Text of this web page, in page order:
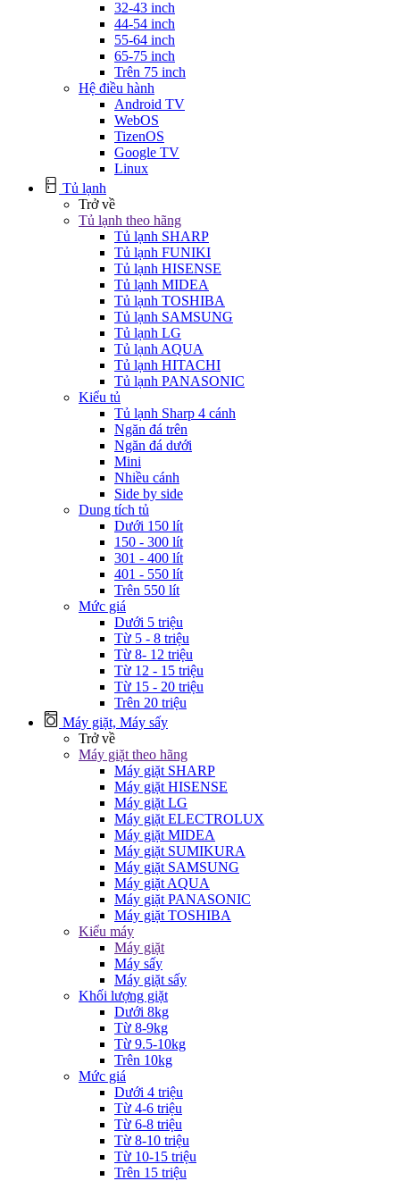
32-43 inch
44-54 inch
55-64 inch
65-75 inch
Trên 75 inch
Hệ điều hành
Android TV
WebOS
TizenOS
Google TV
Linux
Tủ lạnh
Trở về
Tủ lạnh theo hãng
Tủ lạnh SHARP
Tủ lạnh FUNIKI
Tủ lạnh HISENSE
Tủ lạnh MIDEA
Tủ lạnh TOSHIBA
Tủ lạnh SAMSUNG
Tủ lạnh LG
Tủ lạnh AQUA
Tủ lạnh HITACHI
Tủ lạnh PANASONIC
Kiểu tủ
Tủ lạnh Sharp 4 cánh
Ngăn đá trên
Ngăn đá dưới
Mini
Nhiều cánh
Side by side
Dung tích tủ
Dưới 150 lít
150 - 300 lít
301 - 400 lít
401 - 550 lít
Trên 550 lít
Mức giá
Dưới 5 triệu
Từ 5 - 8 triệu
Từ 8- 12 triệu
Từ 12 - 15 triệu
Từ 15 - 20 triệu
Trên 20 triệu
Máy giặt, Máy sấy
Trở về
Máy giặt theo hãng
Máy giặt SHARP
Máy giặt HISENSE
Máy giặt LG
Máy giặt ELECTROLUX
Máy giặt MIDEA
Máy giặt SUMIKURA
Máy giặt SAMSUNG
Máy giặt AQUA
Máy giặt PANASONIC
Máy giặt TOSHIBA
Kiểu máy
Máy giặt
Máy sấy
Máy giặt sấy
Khối lượng giặt
Dưới 8kg
Từ 8-9kg
Từ 9.5-10kg
Trên 10kg
Mức giá
Dưới 4 triệu
Từ 4-6 triệu
Từ 6-8 triệu
Từ 8-10 triệu
Từ 10-15 triệu
Trên 15 triệu